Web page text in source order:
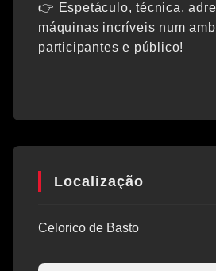
👉 Espetáculo, técnica,
máquinas incríveis num
participantes e público!
Localização
Celorico de Basto